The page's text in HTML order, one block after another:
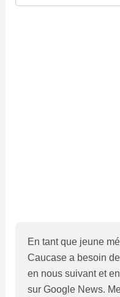
En tant que jeune
Caucase a besoin
en nous suivant et
sur Google News.